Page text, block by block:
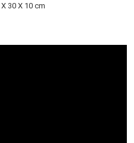
30 X 10 cm